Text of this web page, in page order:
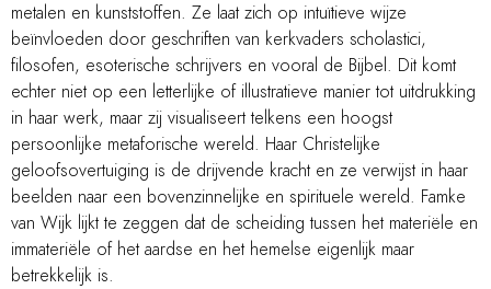
metalen en kunststoffen. Ze laat zich op intuïtieve wijze
beïnvloeden door geschriften van kerkvaders scholastici,
filosofen, esoterische schrijvers en vooral de Bijbel. Dit komt
echter niet op een letterlijke of illustratieve manier tot uitdrukking
in haar werk, maar zij visualiseert telkens een hoogst
persoonlijke metaforische wereld. Haar Christelijke
geloofsovertuiging is de drijvende kracht en ze verwijst in haar
beelden naar een bovenzinnelijke en spirituele wereld. Famke
van Wijk lijkt te zeggen dat de scheiding tussen het materiële en
immateriële of het aardse en het hemelse eigenlijk maar
betrekkelijk is.